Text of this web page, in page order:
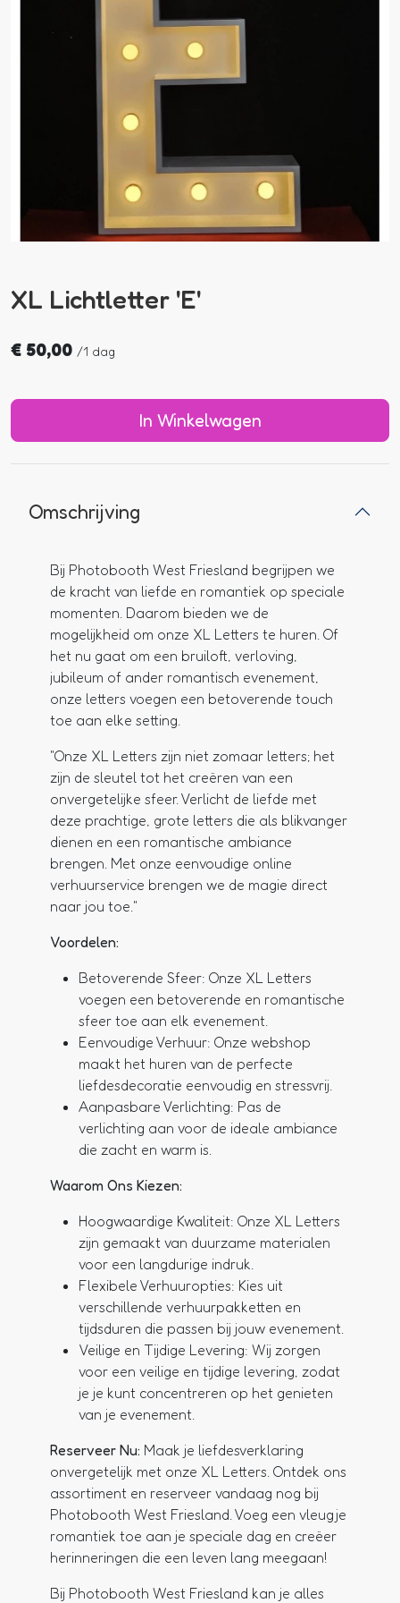
XL Lichtletter 'E'
€ 50,00 /1 dag
In Winkelwagen
Omschrijving
Bij Photobooth West Friesland begrijpen we
de kracht van liefde en romantiek op speciale
momenten. Daarom bieden we de
mogelijkheid om onze XL Letters te huren. Of
het nu gaat om een bruiloft, verloving,
jubileum of ander romantisch evenement,
onze letters voegen een betoverende touch
toe aan elke setting.
"Onze XL Letters zijn niet zomaar letters; het
zijn de sleutel tot het creëren van een
onvergetelijke sfeer. Verlicht de liefde met
deze prachtige, grote letters die als blikvanger
dienen en een romantische ambiance
brengen. Met onze eenvoudige online
verhuurservice brengen we de magie direct
naar jou toe."
Voordelen:
Betoverende Sfeer: Onze XL Letters
voegen een betoverende en romantische
sfeer toe aan elk evenement.
Eenvoudige Verhuur: Onze webshop
maakt het huren van de perfecte
liefdesdecoratie eenvoudig en stressvrij.
Aanpasbare Verlichting: Pas de
verlichting aan voor de ideale ambiance
die zacht en warm is.
Waarom Ons Kiezen:
Hoogwaardige Kwaliteit: Onze XL Letters
zijn gemaakt van duurzame materialen
voor een langdurige indruk.
Flexibele Verhuuropties: Kies uit
verschillende verhuurpakketten en
tijdsduren die passen bij jouw evenement.
Veilige en Tijdige Levering: Wij zorgen
voor een veilige en tijdige levering, zodat
je je kunt concentreren op het genieten
van je evenement.
Reserveer Nu: Maak je liefdesverklaring
onvergetelijk met onze XL Letters. Ontdek ons
assortiment en reserveer vandaag nog bij
Photobooth West Friesland. Voeg een vleugje
romantiek toe aan je speciale dag en creëer
herinneringen die een leven lang meegaan!
Bij Photobooth West Friesland kan je alles